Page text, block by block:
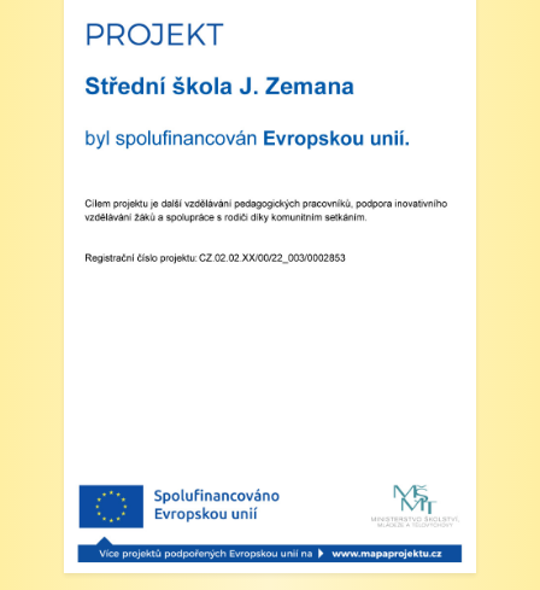
Zveřejněno: 16.5.2025
plavecká výuka, V., VI. a VII.třída
Třídní schůzky dne 8. 4. 2025 od 13 - 16